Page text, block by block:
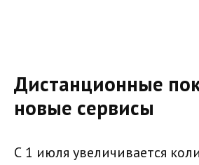
Дистанционные
новые сервисы
С 1 июля увеличивается